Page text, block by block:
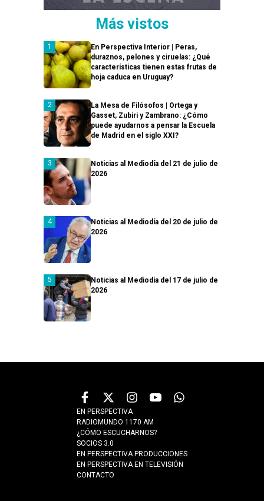
Más vistos
En Perspectiva Interior | Peras,
duraznos, pelones y ciruelas: ¿Qué
características tienen estas frutas de
hoja caduca en Uruguay?
La Mesa de Filósofos | Ortega y
Gasset, Zubiri y Zambrano: ¿Cómo
puede ayudarnos a pensar la Escuela
de Madrid en el siglo XXI?
Noticias al Mediodía del 21 de julio de
2026
Noticias al Mediodía del 20 de julio de
2026
Noticias al Mediodía del 17 de julio de
2026
EN PERSPECTIVA
RADIOMUNDO 1170 AM
¿CÓMO ESCUCHARNOS?
SOCIOS 3.0
EN PERSPECTIVA PRODUCCIONES
EN PERSPECTIVA EN TELEVISIÓN
CONTACTO